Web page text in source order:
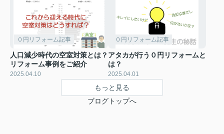
０円リフォーム記事
人口減少時代の空室対策とは？
リフォーム事例をご紹介
2025.04.10
０円リフォーム記事
アタカが行う０円リフォームと
は？
2025.04.01
もっと見る
ブログトップへ